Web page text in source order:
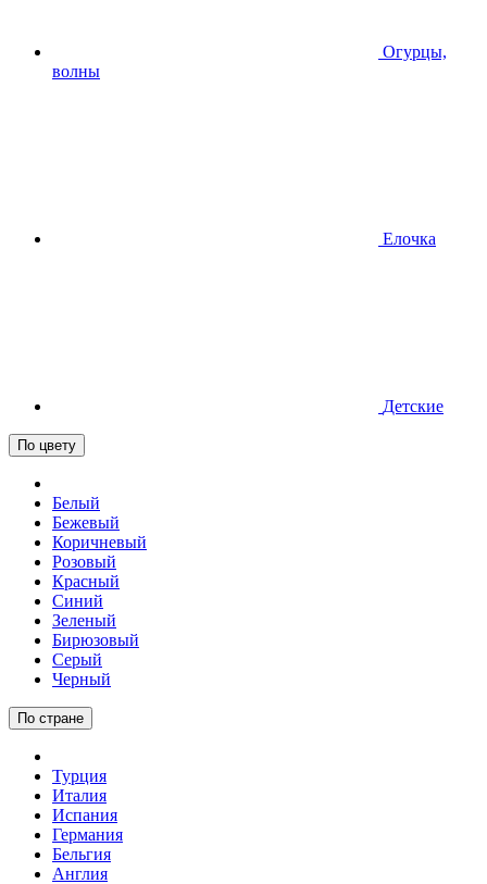
Огурцы,
волны
Елочка
Детские
По цвету
Белый
Бежевый
Коричневый
Розовый
Красный
Синий
Зеленый
Бирюзовый
Серый
Черный
По стране
Турция
Италия
Испания
Германия
Бельгия
Англия